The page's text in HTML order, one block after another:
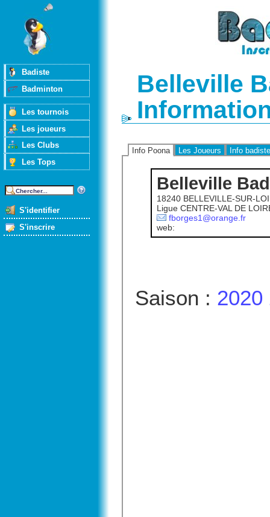
Badiste
Badminton
Les tournois
Les joueurs
Les Clubs
Les Tops
S'identifier
S'inscrire
Belleville
Info Poona Les Joueurs Info
Belleville
18240 BELLEVILLE-SUR-
Ligue CENTRE-VAL DE
fborges1@orange.fr
web:
Saison : 2020